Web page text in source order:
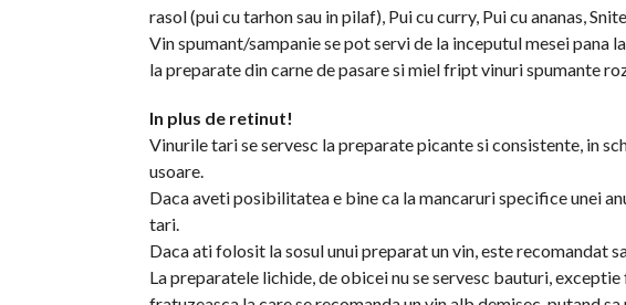
rasol (pui cu tarhon sau in pilaf), Pui cu curry, Pui cu ananas,
Vin spumant/sampanie se pot servi de la inceputul mesei pana
la preparate din carne de pasare si miel fript vinuri spumante
In plus de retinut!
Vinurile tari se servesc la preparate picante si consistente, in
usoare.
Daca aveti posibilitatea e bine ca la mancaruri specifice unei
tari.
Daca ati folosit la sosul unui preparat un vin, este recomandat
La preparatele lichide, de obicei nu se servesc bauturi,